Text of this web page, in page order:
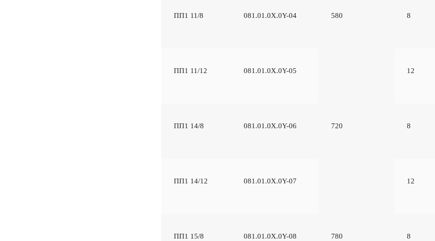
ПП1 11/8 081.01.0Х.0Y-04 580 8
ПП1 11/12 081.01.0Х.0Y-05 12
ПП1 14/8 081.01.0Х.0Y-06 720 8
ПП1 14/12 081.01.0Х.0Y-07 12
ПП1 15/8 081.01.0Х.0Y-08 780 8